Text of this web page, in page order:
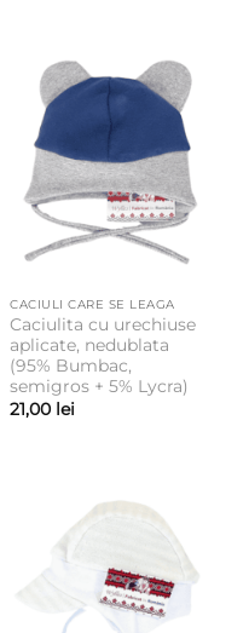
CACIULI CARE SE LEAGA
Caciulita cu urechiuse
aplicate, nedublata
(95% Bumbac,
semigros + 5% Lycra)
21,00 lei